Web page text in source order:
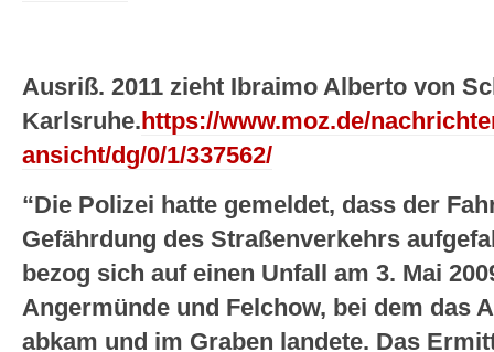
Ausriß. 2011 zieht Ibraimo Alberto von
Karlsruhe. https://www.moz.de/
ansicht/dg/0/1/337562/
“Die Polizei hatte gemeldet, dass der
Gefährdung des Straßenverkehrs
bezog sich auf einen Unfall am 3. Mai
Angermünde und Felchow, bei dem das
abkam und im Graben landete. Das